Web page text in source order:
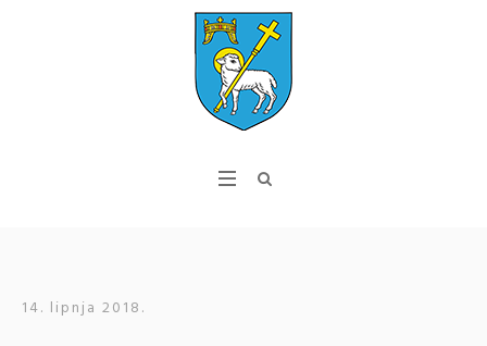
14. lipnja 2018.